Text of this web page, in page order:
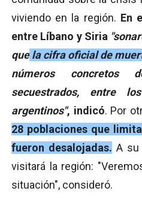
viviendo en la región. En
entre Líbano y Siria
que la cifra oficial de
números
secuestrados, entre
argentinos", indicó. Por
28 poblaciones que
fueron desalojadas. A su
visitará la región:
situación", consideró.